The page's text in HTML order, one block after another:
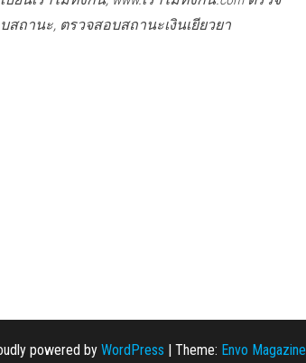
สถานะ, ตรวจสอบสถานะเงินเยียวยา
powered by WordPress | Theme: Envo Magazine